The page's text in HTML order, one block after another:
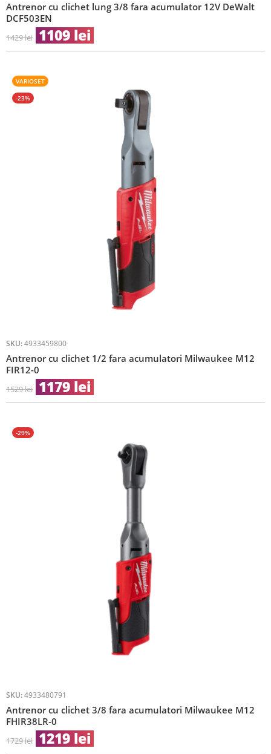
Antrenor cu clichet lung 3/8 fara acumulator 12V DeWalt
DCF503EN
1429lei 1109 lei
VARIOSET
-23%
SKU: 4933459800
Antrenor cu clichet 1/2 fara acumulatori Milwaukee M12
FIR12-0
1529lei 1179 lei
-29%
SKU: 4933480791
Antrenor cu clichet 3/8 fara acumulatori Milwaukee M12
FHIR38LR-0
1729lei 1219 lei